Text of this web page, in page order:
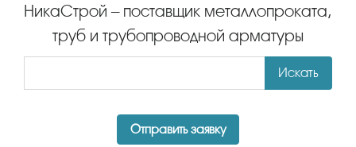
НикаСтрой – поставщик металлопроката,
труб и трубопроводной арматуры
Искать
Отправить заявку